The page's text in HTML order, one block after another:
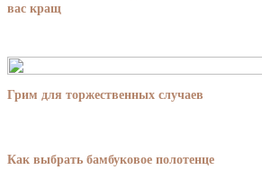
вас кращ
Грим для торжественных случаев
Как выбрать бамбуковое полотенце